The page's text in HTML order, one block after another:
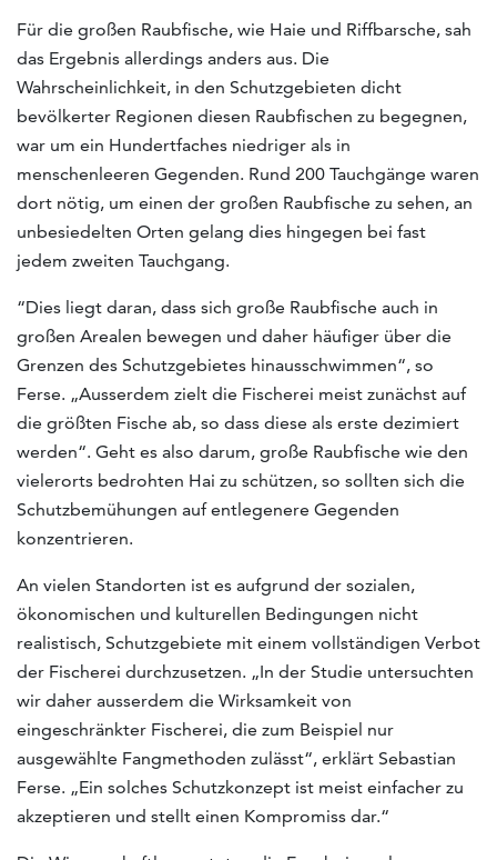
Für die großen Raubfische, wie Haie und Riffbarsche, sah
das Ergebnis allerdings anders aus. Die
Wahrscheinlichkeit, in den Schutzgebieten dicht
bevölkerter Regionen diesen Raubfischen zu begegnen,
war um ein Hundertfaches niedriger als in
menschenleeren Gegenden. Rund 200 Tauchgänge waren
dort nötig, um einen der großen Raubfische zu sehen, an
unbesiedelten Orten gelang dies hingegen bei fast
jedem zweiten Tauchgang.
“Dies liegt daran, dass sich große Raubfische auch in
großen Arealen bewegen und daher häufiger über die
Grenzen des Schutzgebietes hinausschwimmen“, so
Ferse. „Ausserdem zielt die Fischerei meist zunächst auf
die größten Fische ab, so dass diese als erste dezimiert
werden“. Geht es also darum, große Raubfische wie den
vielerorts bedrohten Hai zu schützen, so sollten sich die
Schutzbemühungen auf entlegenere Gegenden
konzentrieren.
An vielen Standorten ist es aufgrund der sozialen,
ökonomischen und kulturellen Bedingungen nicht
realistisch, Schutzgebiete mit einem vollständigen Verbot
der Fischerei durchzusetzen. „In der Studie untersuchten
wir daher ausserdem die Wirksamkeit von
eingeschränkter Fischerei, die zum Beispiel nur
ausgewählte Fangmethoden zulässt“, erklärt Sebastian
Ferse. „Ein solches Schutzkonzept ist meist einfacher zu
akzeptieren und stellt einen Kompromiss dar.“